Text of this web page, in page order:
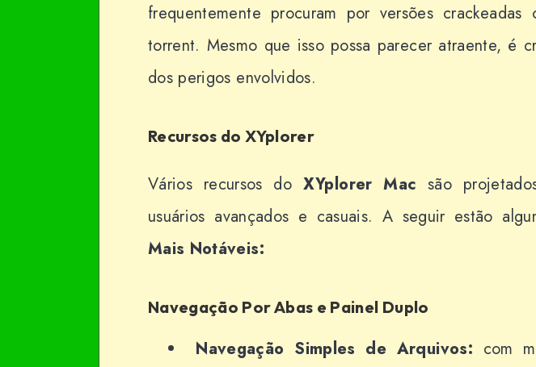
frequentemente procuram por versões crackeadas
torrent. Mesmo que isso possa parecer atraente, é
dos perigos envolvidos.
Recursos do XYplorer
Vários recursos do XYplorer Mac são
usuários avançados e casuais. A seguir estão
Mais Notáveis:
Navegação Por Abas e Painel Duplo
Navegação Simples de Arquivos: com